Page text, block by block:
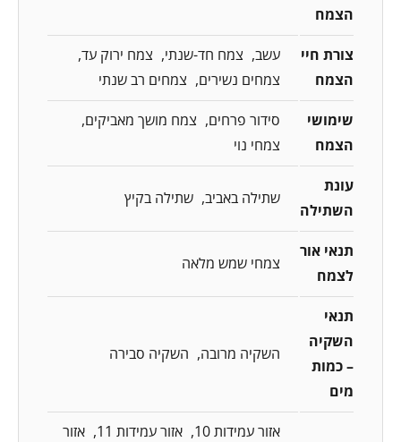
הצמח
צורת חיי
הצמח
עשב צמח חד-שנתי
צמח ירוק עד
צמחים נשירים
צמחים רב שנתי
שימושי
הצמח
סידור פרחים
צמח מושך מאביקים
צמחי נוי
עונת
השתילה
שתילה באביב שתילה בקיץ
תנאי אור
לצמח
צמחי שמש מלאה
תנאי
השקיה
– כמות
מים
השקיה מרובה השקיה סבירה
אזור עמידות 10 אזור עמידות 11
אזור